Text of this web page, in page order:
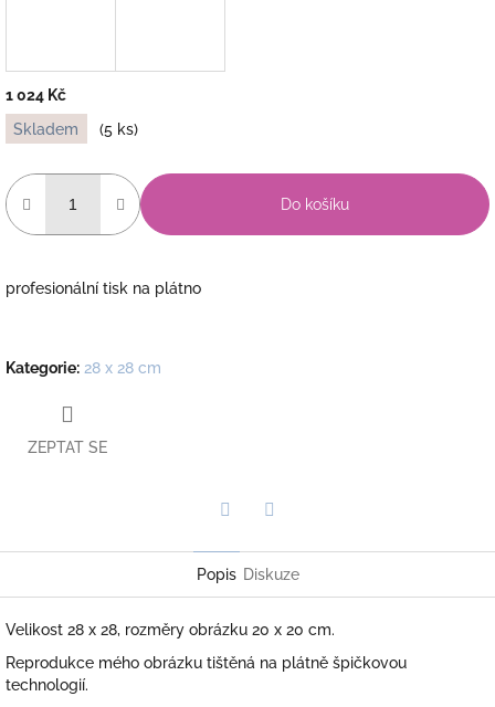
1 024 Kč
Měrná
cena:
Skladem (5 ks)
Do košíku
profesionální tisk na plátno
Kategorie: 28 x 28 cm
ZEPTAT SE
Popis Diskuze
Velikost 28 x 28, rozměry obrázku 20 x 20 cm.
Reprodukce mého obrázku tištěná na plátně špičkovou
technologií.